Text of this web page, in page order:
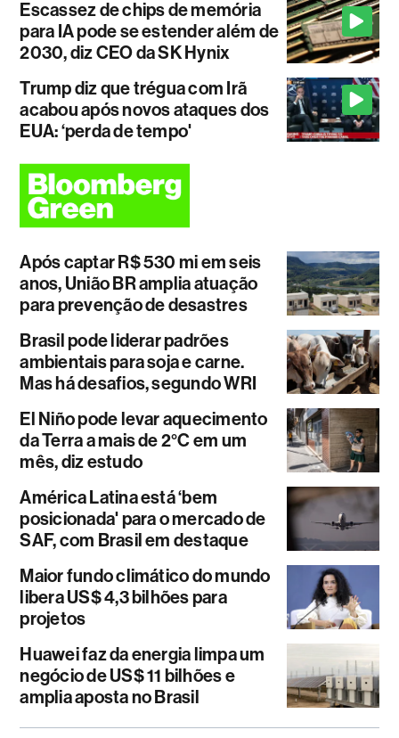
Escassez de chips de memória
para IA pode se estender além de
2030, diz CEO da SK Hynix
Trump diz que trégua com Irã
acabou após novos ataques dos
EUA: ‘perda de tempo'
Após captar R$ 530 mi em seis
anos, União BR amplia atuação
para prevenção de desastres
Brasil pode liderar padrões
ambientais para soja e carne.
Mas há desafios, segundo WRI
El Niño pode levar aquecimento
da Terra a mais de 2°C em um
mês, diz estudo
América Latina está ‘bem
posicionada' para o mercado de
SAF, com Brasil em destaque
Maior fundo climático do mundo
libera US$ 4,3 bilhões para
projetos
Huawei faz da energia limpa um
negócio de US$ 11 bilhões e
amplia aposta no Brasil